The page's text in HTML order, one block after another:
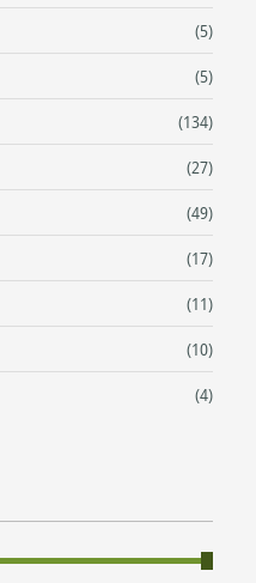
(5)
(5)
(134)
(27)
(49)
(17)
(11)
(10)
(4)